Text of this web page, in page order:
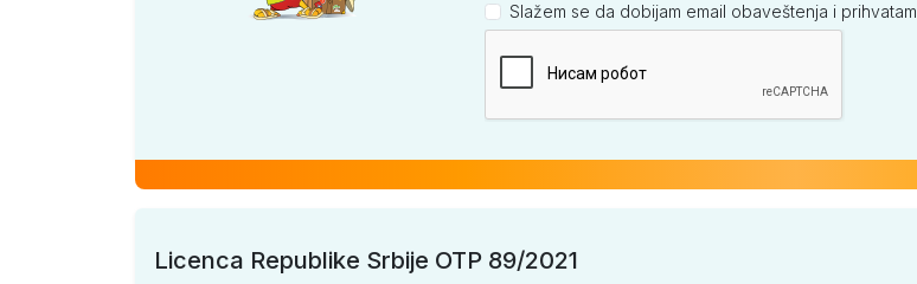
Slažem se da dobijam email obaveštenja i prihvatam
Licenca Republike Srbije OTP 89/2021